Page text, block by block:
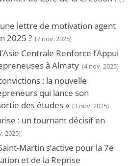
lettre de motivation agent
2025 ? (7 nov. 2025)
Centrale Renforce l’Appui
à Almaty (4 nov. 2025)
: la nouvelle
qui lance son
des études » (3 nov. 2025)
: un tournant décisif en
2025)
Martin s’active pour la 7e
et de la Reprise